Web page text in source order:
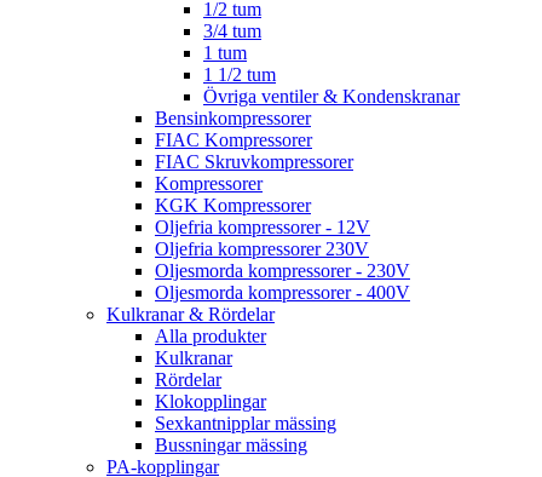
1/2 tum
3/4 tum
1 tum
1 1/2 tum
Övriga ventiler & Kondenskranar
Bensinkompressorer
FIAC Kompressorer
FIAC Skruvkompressorer
Kompressorer
KGK Kompressorer
Oljefria kompressorer - 12V
Oljefria kompressorer 230V
Oljesmorda kompressorer - 230V
Oljesmorda kompressorer - 400V
Kulkranar & Rördelar
Alla produkter
Kulkranar
Rördelar
Klokopplingar
Sexkantnipplar mässing
Bussningar mässing
PA-kopplingar